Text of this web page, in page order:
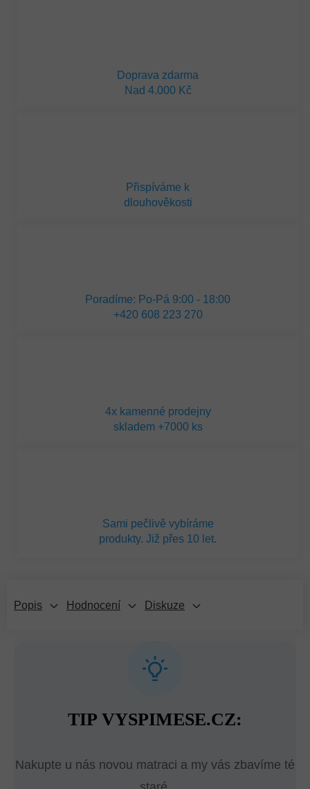
Doprava zdarma
Nad 4.000 Kč
Přispíváme k
dlouhověkosti
Poradíme: Po-Pá 9:00 - 18:00
+420 608 223 270
4x kamenné prodejny
skladem +7000 ks
Sami pečlivě vybíráme
produkty. Již přes 10 let.
Popis Hodnocení Diskuze
TIP VYSPIMESE.CZ:
Nakupte u nás novou matraci a my vás zbavíme té